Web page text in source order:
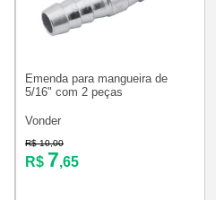
Emenda para mangueira de
5/16" com 2 peças
Vonder
R$ 10,00
R$ 7,65